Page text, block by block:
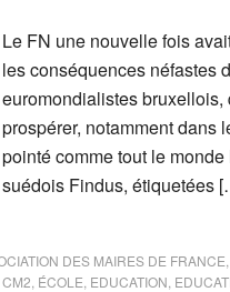
Le FN une nouvelle fois
les conséquences néfastes
euromondialistes
prospérer, notamment dans
pointé comme tout le
suédois Findus, étiquetées
DES MAIRES DE FRANCE
CM2 ÉCOLE EDUCATION